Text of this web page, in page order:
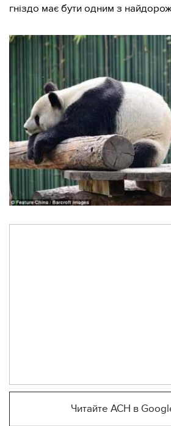
гніздо має бути одним з
Читайте АСН в